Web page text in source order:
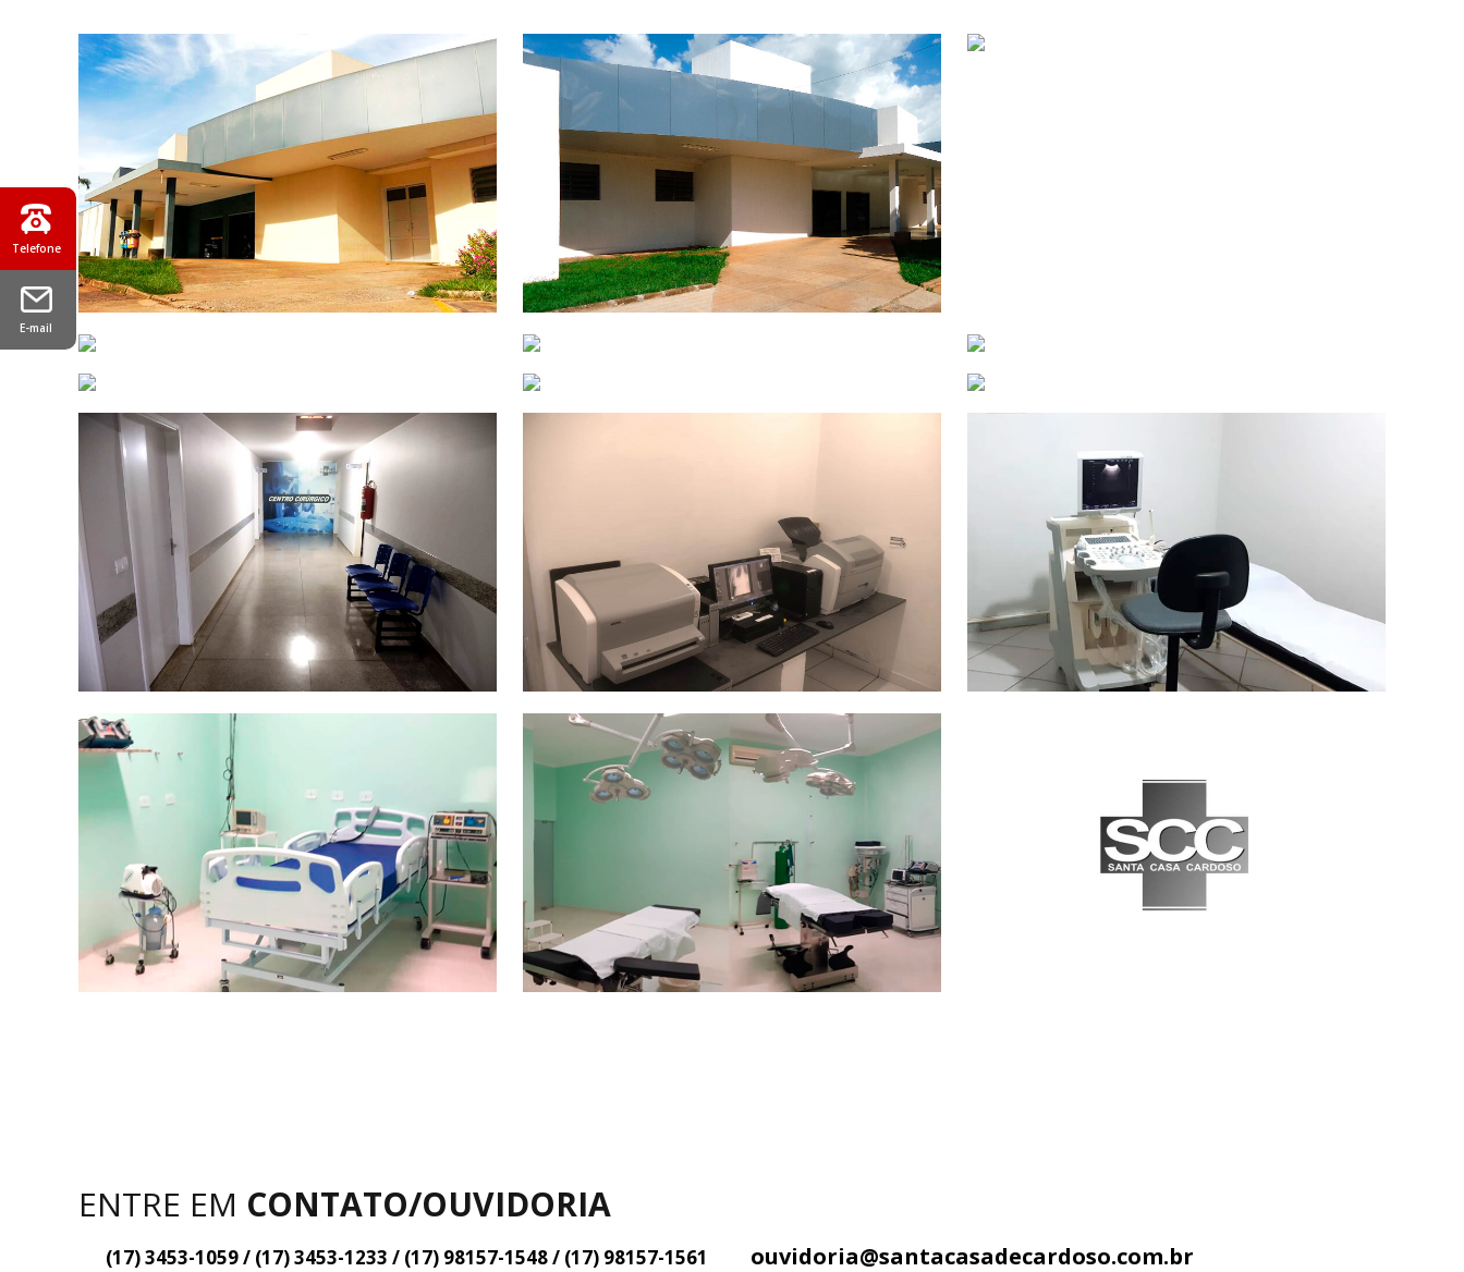
Telefone
E-mail
ENTRE EM CONTATO/OUVIDORIA
(17) 3453-1059 / (17) 3453-1233 / (17) 98157-1548 / (17) 98157-1561 ouvidoria@santacasadecardoso.com.br